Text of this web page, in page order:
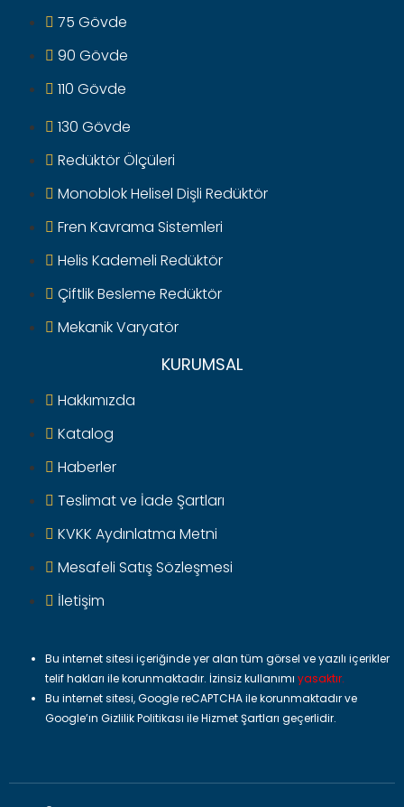
75 Gövde
90 Gövde
110 Gövde
130 Gövde
Redüktör Ölçüleri
Monoblok Helisel Dişli Redüktör
Fren Kavrama Sistemleri
Helis Kademeli Redüktör
Çiftlik Besleme Redüktör
Mekanik Varyatör
KURUMSAL
Hakkımızda
Katalog
Haberler
Teslimat ve İade Şartları
KVKK Aydınlatma Metni
Mesafeli Satış Sözleşmesi
İletişim
Bu internet sitesi içeriğinde yer alan tüm görsel ve yazılı içerikler
telif hakları ile korunmaktadır. İzinsiz kullanımı yasaktır.
Bu internet sitesi, Google reCAPTCHA ile korunmaktadır ve
Google’ın Gizlilik Politikası ileHizmet Şartları geçerlidir.